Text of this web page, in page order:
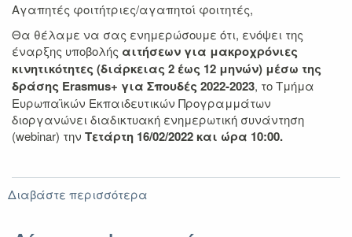
έτους
2022-
2023
Αγαπητές φοιτήτριες/αγαπητοί φοιτητές,
Θα θέλαμε να σας ενημερώσουμε ότι, ενόψει της
έναρξης υποβολής αιτήσεων για μακροχρόνιες
κινητικότητες (διάρκειας 2 έως 12 μηνών) μέσω της
δράσης Erasmus+ για Σπουδές 2022-2023, το Τμήμα
Ευρωπαϊκών Εκπαιδευτικών Προγραμμάτων
διοργανώνει διαδικτυακή ενημερωτική συνάντηση
(webinar) την Τετάρτη 16/02/2022 και ώρα 10:00.
Διαβάστε περισσότερα